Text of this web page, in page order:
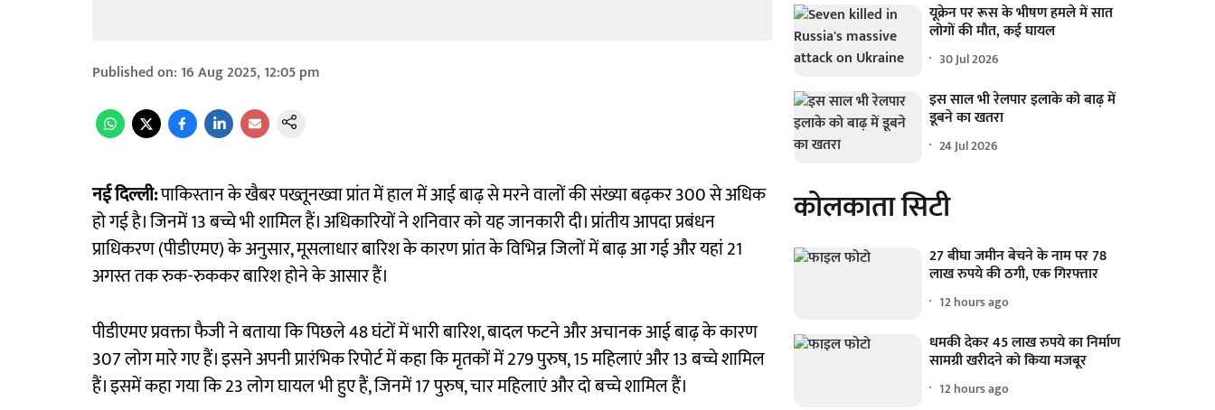
Published on: 16 Aug 2025, 12:05 pm
नई दिल्ली:पाकिस्तान के खैबर पख्तूनख्वा प्रांत में हाल में आई बाढ़ से मरने वालों की संख्या बढ़कर 300 से अधिक
हो गई है। जिनमें 13 बच्चे भी शामिल हैं। अधिकारियों ने शनिवार को यह जानकारी दी। प्रांतीय आपदा प्रबंधन
प्राधिकरण (पीडीएमए) के अनुसार, मूसलाधार बारिश के कारण प्रांत के विभिन्न जिलों में बाढ़ आ गई और यहां 21
अगस्त तक रुक-रुककर बारिश होने के आसार हैं।
पीडीएमए प्रवक्ता फैजी ने बताया कि पिछले 48 घंटों में भारी बारिश, बादल फटने और अचानक आई बाढ़ के कारण
307 लोग मारे गए हैं। इसने अपनी प्रारंभिक रिपोर्ट में कहा कि मृतकों में 279 पुरुष, 15 महिलाएं और 13 बच्चे शामिल
हैं। इसमें कहा गया कि 23 लोग घायल भी हुए हैं, जिनमें 17 पुरुष, चार महिलाएं और दो बच्चे शामिल हैं।
यूक्रेन पर रूस के भीषण हमले में सात
लोगों की मौत, कई घायल
30 Jul 2026
इस साल भी रेलपार इलाके को बाढ़ में
डूबने का खतरा
24 Jul 2026
कोलकाता सिटी
27 बीघा जमीन बेचने के नाम पर 78
लाख रुपये की ठगी, एक गिरफ्तार
12 hours ago
धमकी देकर 45 लाख रुपये का निर्माण
सामग्री खरीदने को किया मजबूर
12 hours ago